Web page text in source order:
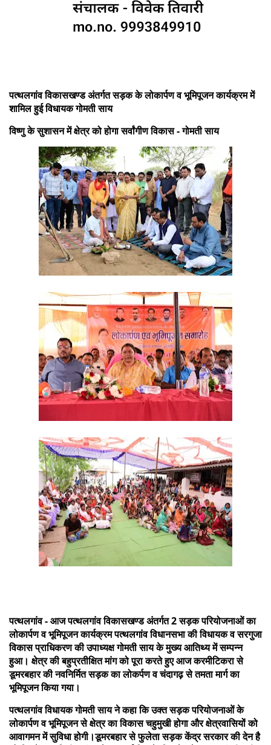
पत्थलगांव विकासखण्ड अंतर्गत सड़क के लोकार्पण व भूमिपूजन कार्यक्रम में
शामिल हुई विधायक गोमती साय
विष्णु के सुशासन में क्षेत्र को होगा सर्वांगीण विकास - गोमती साय
पत्थलगांव - आज पत्थलगांव विकासखण्ड अंतर्गत 2 सड़क परियोजनाओं का
लोकार्पण व भूमिपूजन कार्यक्रम पत्थलगांव विधानसभा की विधायक व सरगुजा
विकास प्राधिकरण की उपाध्यक्ष गोमती साय के मुख्य आतिथ्य में सम्पन्न
हुआ। क्षेत्र की बहुप्रतीक्षित मांग को पूरा करते हुए आज करमीटिकरा से
डूमरबहार की नवनिर्मित सड़क का लोकर्पण व चंदागढ़ से तमता मार्ग का
भूमिपूजन किया गया।
पत्थलगांव विधायक गोमती साय ने कहा कि उक्त सड़क परियोजनाओं के
लोकार्पण व भूमिपूजन से क्षेत्र का विकास चहुमुखी होगा और क्षेत्रवासियों को
आवागमन में सुविधा होगी।डूमरबहार से फुलेता सड़क केंद्र सरकार की देन है